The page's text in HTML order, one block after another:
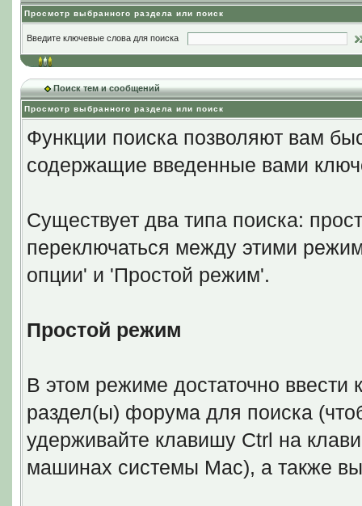
Просмотр выбранного раздела или поиск
Введите ключевые слова для поиска
Поиск тем и сообщений
Просмотр выбранного раздела или поиск
Функции поиска позволяют вам
содержащие введенные вами
Существует два типа поиска:
переключаться между этими
опции' и 'Простой режим'.
Простой режим
В этом режиме достаточно ввести
раздел(ы) форума для поиска
удерживайте клавишу Ctrl на
машинах системы Mac), а также